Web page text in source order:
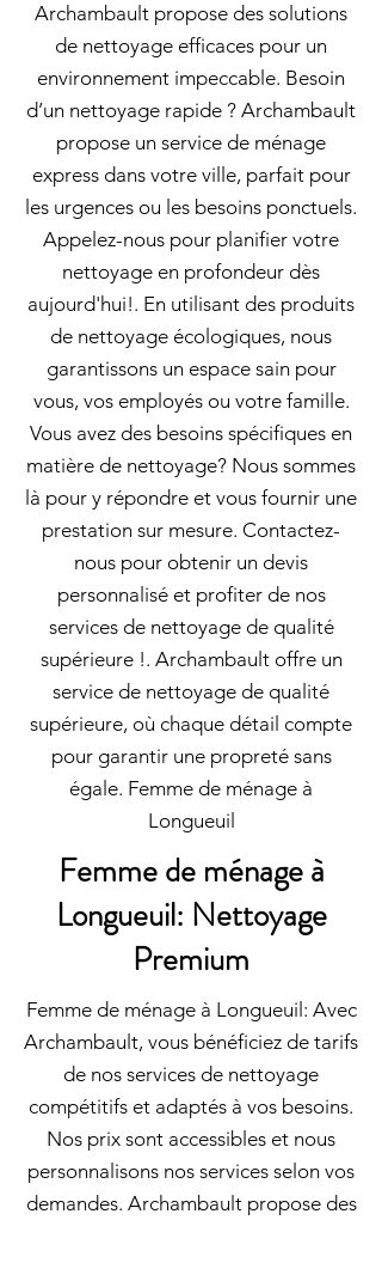
Archambault propose des solutions
de nettoyage efficaces pour un
environnement impeccable. Besoin
d’un nettoyage rapide ? Archambault
propose un service de ménage
express dans votre ville, parfait pour
les urgences ou les besoins ponctuels.
Appelez-nous pour planifier votre
nettoyage en profondeur dès
aujourd'hui!. En utilisant des produits
de nettoyage écologiques, nous
garantissons un espace sain pour
vous, vos employés ou votre famille.
Vous avez des besoins spécifiques en
matière de nettoyage? Nous sommes
là pour y répondre et vous fournir une
prestation sur mesure. Contactez-
nous pour obtenir un devis
personnalisé et profiter de nos
services de nettoyage de qualité
supérieure !. Archambault offre un
service de nettoyage de qualité
supérieure, où chaque détail compte
pour garantir une propreté sans
égale. Femme de ménage à
Longueuil
Femme de ménage à
Longueuil: Nettoyage
Premium
Femme de ménage à Longueuil: Avec
Archambault, vous bénéficiez de tarifs
de nos services de nettoyage
compétitifs et adaptés à vos besoins.
Nos prix sont accessibles et nous
personnalisons nos services selon vos
demandes. Archambault propose des